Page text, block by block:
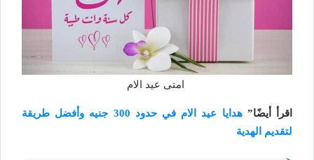
امتى عيد الام
اقرأ أيضًا”
هدايا عيد الام في حدود 300 جنيه وأفضل طريقة
لتقديم الهدية